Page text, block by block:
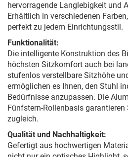
hervorragende Langlebigkeit und
Erhältlich in verschiedenen
perfekt zu jedem Einrichtungsstil.
Funktionalität:
Die intelligente Konstruktion des
höchsten Sitzkomfort auch bei
stufenlos verstellbare Sitzhöhe
ermöglichen es Ihnen, den Stuhl
Bedürfnisse anzupassen. Die
Fünfstern-Rollenbasis
zugleich.
Qualität und Nachhaltigkeit:
Gefertigt aus hochwertigen